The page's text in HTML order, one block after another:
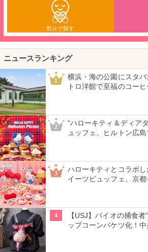
気分で探す
ニュースランキング
1
横浜・海の公園にスタバ
トロ洋館で至福のコーヒ
2
“ハローキティ＆ディア
ュッフェ、ヒルトン広島
3
ハローキティとコラボ
イーツビュッフェ、京
4
【USJ】バイオの捕食
ップコーンバケツ化！